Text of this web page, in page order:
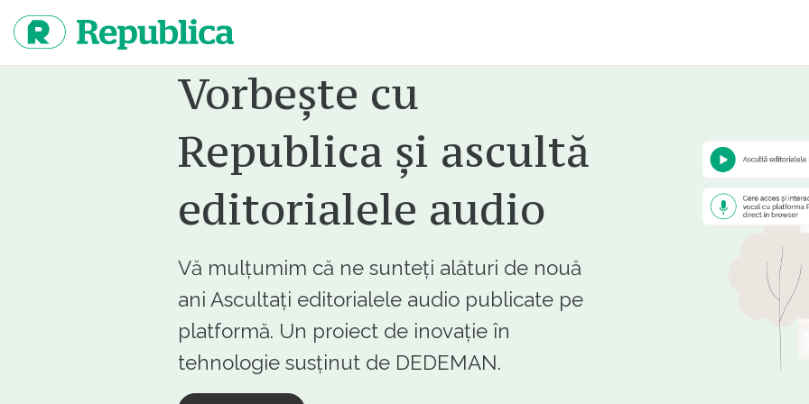
continut
Vorbește cu
Republica și ascultă
editorialele audio
Vă mulțumim că ne sunteți alături de nouă
ani Ascultați editorialele audio publicate pe
platformă. Un proiect de inovație în
tehnologie susținut de DEDEMAN.